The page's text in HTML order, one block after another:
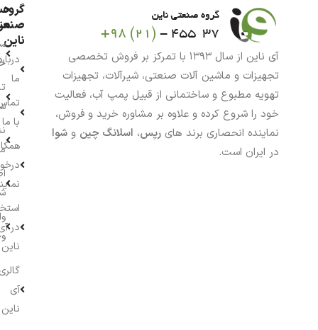
آی ناین از سال ۱۳۹۳ با تمرکز بر فروش تخصصی
تجهیزات و ماشین آلات صنعتی، شیرآلات، تجهیزات
تهویه مطبوع و ساختمانی از قبیل پمپ آب، فعالیت
خود را شروع کرده و علاوه بر مشاوره خرید و فروش،
نماینده انحصاری برند های رپس، اسلانگ چین و شوا
در ایران است.
گروه
ناین
ما
با ما
در
ناین
آی
ناین